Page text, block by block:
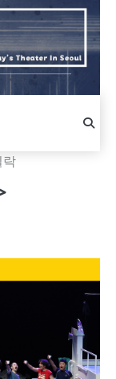
락